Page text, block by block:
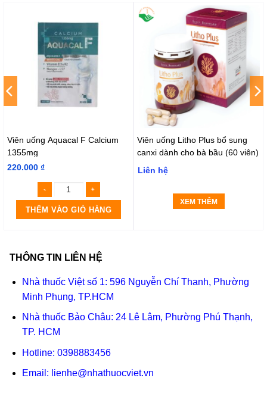
Viên uống Aquacal F Calcium
1355mg
220.000 ₫
THÊM VÀO GIỎ HÀNG
Viên uống Litho Plus bổ sung
canxi dành cho bà bầu (60 viên)
Liên hệ
XEM THÊM
THÔNG TIN LIÊN HỆ
Nhà thuốc Việt số 1: 596 Nguyễn Chí Thanh, Phường
Minh Phụng, TP.HCM
Nhà thuốc Bảo Châu: 24 Lê Lâm, Phường Phú Thạnh,
TP. HCM
Hotline: 0398883456
Email: lienhe@nhathuocviet.vn